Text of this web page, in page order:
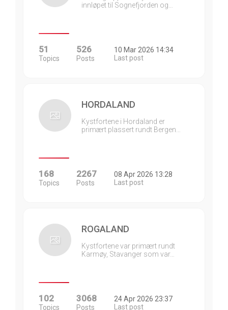
innløpet til Sognefjorden og…
51
Topics
526
Posts
10 Mar 2026 14:34
Last post
HORDALAND
Kystfortene i Hordaland er
primært plassert rundt Bergen…
168
Topics
2267
Posts
08 Apr 2026 13:28
Last post
ROGALAND
Kystfortene var primært rundt
Karmøy, Stavanger som var…
102
Topics
3068
Posts
24 Apr 2026 23:37
Last post